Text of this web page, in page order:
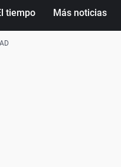
tiempo Más noticias